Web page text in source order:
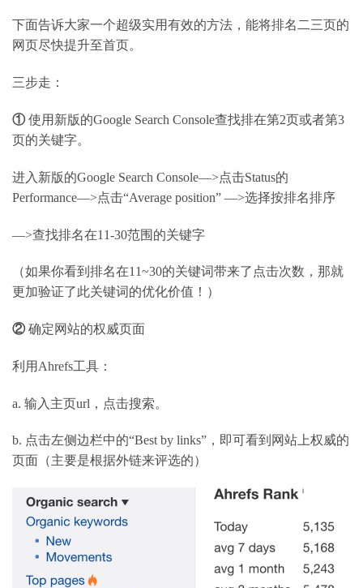
下面告诉大家一个超级实用有效的方法，能将排名二三页的
网页尽快提升至首页。
三步走：
①使用新版的Google Search Console查找排在第2页或者第3
页的关键字。
进入新版的Google Search Console—>点击Status的
Performance—>点击“Average position” —>选择按排名排序
—>查找排名在11-30范围的关键字
（如果你看到排名在11~30的关键词带来了点击次数，那就
更加验证了此关键词的优化价值！）
②确定网站的权威页面
利用 Ahrefs工具：
a. 输入主页url ，点击搜索。
b. 点击左侧边栏中的“Best by links” ，即可看到网站上权威的
页面（主要是根据外链来评选的）